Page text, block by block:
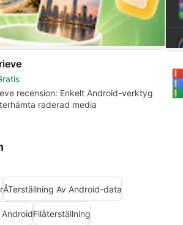
recension: Enkelt Android-verktyg
raderad media
ÅTerställning Av Android-data
AndroidFilåterställning